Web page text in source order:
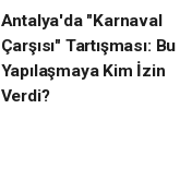
Antalya'da "Karnaval
Çarşısı" Tartışması: Bu
Yapılaşmaya Kim İzin
Verdi?